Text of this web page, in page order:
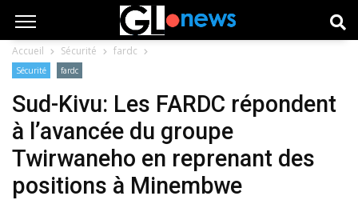
Accueil Sécurité fardc
Sécurité fardc
Sud-Kivu: Les FARDC répondent
à l’avancée du groupe
Twirwaneho en reprenant des
positions à Minembwe